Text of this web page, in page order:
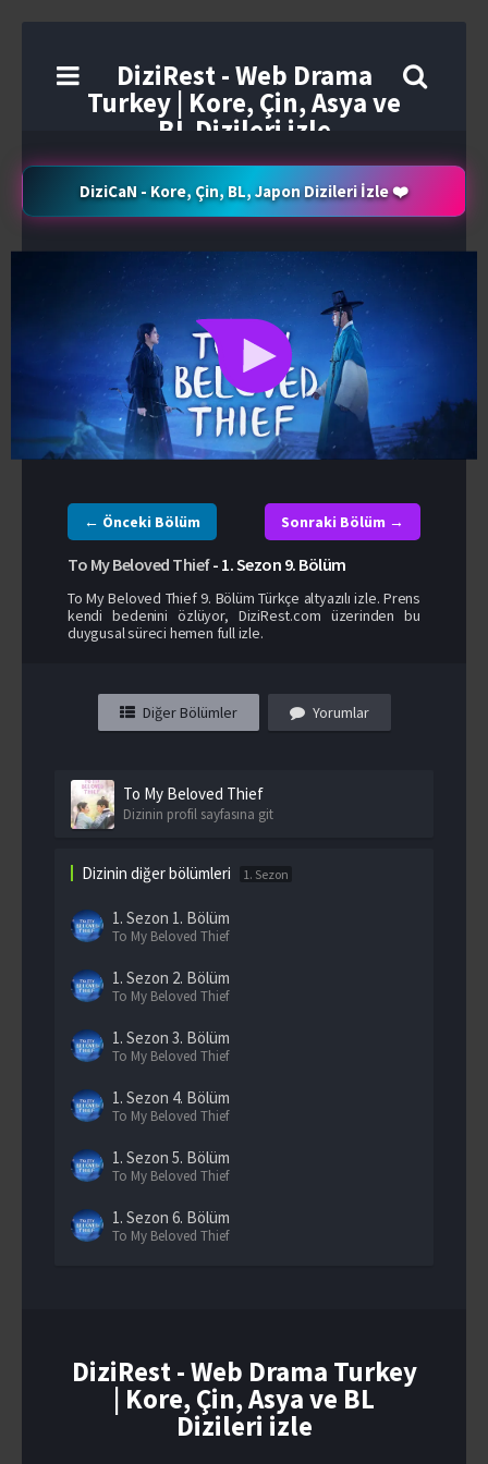
DiziRest - Web Drama
Turkey | Kore, Çin, Asya ve
BL Dizileri izle
DiziCaN - Kore, Çin, BL, Japon Dizileri İzle ❤️
← Önceki Bölüm Sonraki Bölüm →
To My Beloved Thief- 1. Sezon 9. Bölüm
To My Beloved Thief 9. Bölüm Türkçe altyazılı izle. Prens
kendi bedenini özlüyor, DiziRest.com üzerinden bu
duygusal süreci hemen full izle.
Diğer Bölümler Yorumlar
To My Beloved Thief
Dizinin profil sayfasına git
Dizinin diğer bölümleri 1. Sezon
1. Sezon 1. Bölüm
To My Beloved Thief
1. Sezon 2. Bölüm
To My Beloved Thief
1. Sezon 3. Bölüm
To My Beloved Thief
1. Sezon 4. Bölüm
To My Beloved Thief
1. Sezon 5. Bölüm
To My Beloved Thief
1. Sezon 6. Bölüm
To My Beloved Thief
1. Sezon9. Bölüm
To My Beloved Thief
DiziRest - Web Drama Turkey
| Kore, Çin, Asya ve BL
Dizileri izle